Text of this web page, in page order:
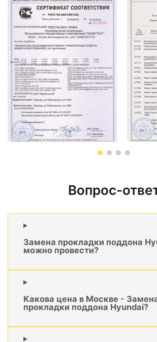
Вопрос-
Замена прокладки поддона
можно провести?
Какова цена в Москве -
прокладки поддона Hyundai?